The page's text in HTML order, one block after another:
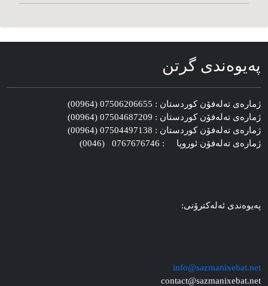
په‌یوه‌ندی گرتن
ژماره‌ی ته‌له‌فۆن کوردستان : 07506206655 (00964)
ژماره‌ی ته‌له‌فۆن کوردستان : 07504687209 (00964)
ژماره‌ی ته‌له‌فۆن کوردستان : 07504497138 (00964)
ژماره‌ی ته‌له‌فۆن ئوروپا : 0767676746 (0046)
په‌یوه‌ندی ئه‌له‌کترۆنی:
info@sazmanixebat.net
contact@sazmanixebat.net